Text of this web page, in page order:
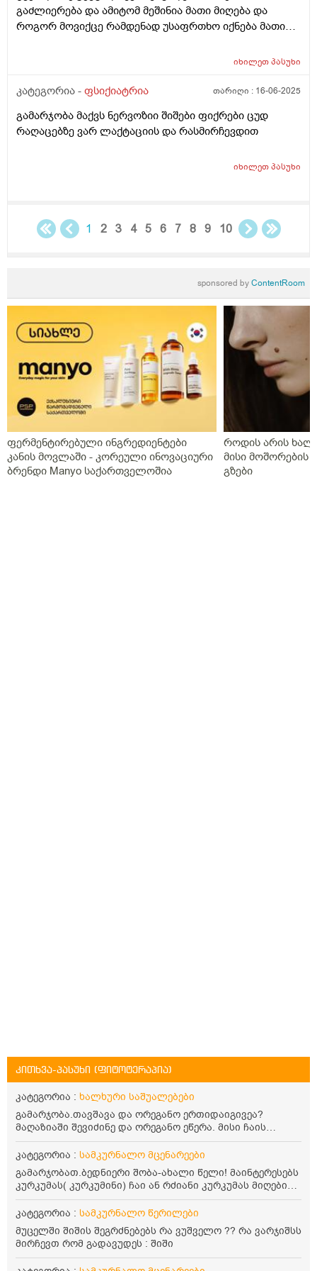
გაძლიერება და ამიტომ მეშინია მათი მიღება და
როგორ მოვიქცე რამდენად უსაფრთხო იქნება მათი
იხილეთპასუხი
კატეგორია - ფსიქიატრია თარიღი : 16-06-2025
გამარჯობა მაქვს ნერვოზიი შიშები ფიქრები ცუდ
რაღაცებზე ვარ ლაქტაციის და რასმირჩევდით
იხილეთპასუხი
1 2 3 4 5 6 7 8 9 10
sponsored byContentRoom
ფერმენტირებული ინგრედიენტები
კანის მოვლაში - კორეული ინოვაციური
ბრენდი Manyo საქართველოშია
როდის არის
მისი მოშორების
გზები
კითხვა-პასუხი (ფიტოტერაპია)
კატეგორია : ხალხური საშუალებები
გამარჯობა.თავშავა და ორეგანო ერთიდაიგივეა?
მაღაზიაში შევიძინე და ორეგანო ეწერა. მისი ჩაის
დალევის წესი მაინტერესებს.რისთვის არის კარგი?
წავიკითხე რომ: 1 ჭიქა თბილ წყალში ჩავყაროთ 1 ჩაის
კოვზი დაქუცმაცებული და გამხმარი ორეგანო და
გავაჩეროთ 10-15 წუთი, მივიღოთო ჭამიდან 1-2 საათში.
მიზანი: ანტიოქსიდანტური და ანთების საწინააღმდეგო
თვისება. სწორია ეს ინფორმაცია? უკუჩვენება რა აქვს
და ბრონქულ ასთმას თუ შველის ორეგანოს ჩაი?
კატეგორია : სამკურნალო მცენარეები
გამარჯობათ.ბედნიერი შობა-ახალი წელი! მაინტერესებს
კურკუმას( კურკუმინი) ჩაი ან რძიანი კურკუმას მიღების
წესი. მაინტერესებდა და წავიკითხე ასეთი ინფორმაცია:
კურკუმას გააჩნია ანთების საწინააღმდეგო,
უნდა მივიღოთო ცხიმთან და შავ პილპილთან ერთად
ეფექტურობის მიზნით. 1) პირველი ვარიანტი არის ჩაი:
როგორ მივიღო კურკუმას ჩაი? უზმოზე,ჭამამდე თუ ჭამის
კატეგორია : სამკურნალო წერილები
მუცელში შიშის შეგრძნებებს რა ვუშველო ?? რა ვარჯიშსს
მირჩევთ რომ გადავუდეს : შიში